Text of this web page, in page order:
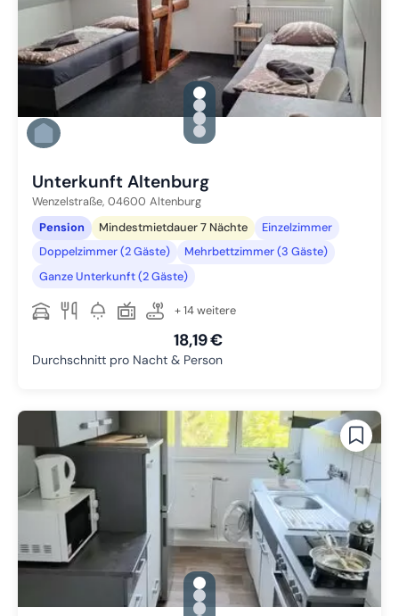
gallery.slide_selector
Zu Slide 1 wechseln
Zu Slide 2 wechseln
Zu Slide 3 wechseln
Zu Slide 4 wechseln
Unterkunft Altenburg
Wenzelstraße, 04600 Altenburg
Pension
Mindestmietdauer 7 Nächte
Einzelzimmer
Doppelzimmer (2 Gäste)
Mehrbettzimmer (3 Gäste)
Ganze Unterkunft (2 Gäste)
+ 14 weitere
18,19 €
Durchschnitt pro Nacht & Person
gallery.slide_selector
Zu Slide 1 wechseln
Zu Slide 2 wechseln